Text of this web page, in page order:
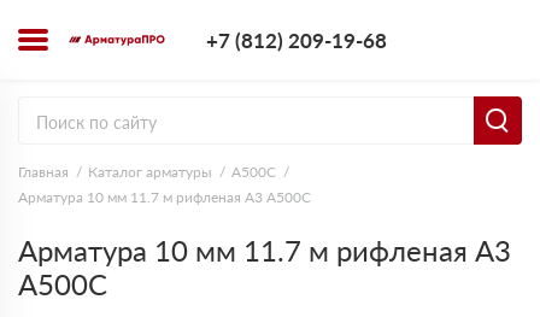
+7 (812) 209-19-68
Главная Каталог арматуры
А500С
Арматура 10 мм 11.7 м рифленая А3 А500С
Арматура 10 мм 11.7 м рифленая А3
А500С